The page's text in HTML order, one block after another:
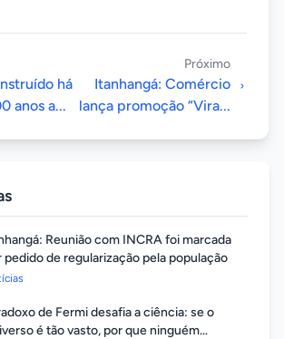
há
anos a...
Próximo
Itanhangá: Comércio
lança promoção “Vira...
Reunião com INCRA foi marcada
pedido de regularização pela população
de Fermi desafia a ciência: se o
é tão vasto, por que ninguém